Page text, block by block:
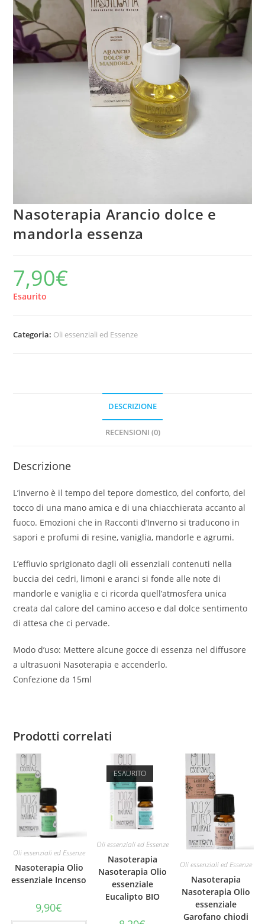
Nasoterapia Arancio dolce e
mandorla essenza
7,90€
Esaurito
Categoria: Oli essenziali ed Essenze
DESCRIZIONE
RECENSIONI (0)
Descrizione
L’inverno è il tempo del tepore domestico, del conforto, del
tocco di una mano amica e di una chiacchierata accanto al
fuoco. Emozioni che in Racconti d’Inverno si traducono in
sapori e profumi di resine, vaniglia, mandorle e agrumi.
L’effluvio sprigionato dagli oli essenziali contenuti nella
buccia dei cedri, limoni e aranci si fonde alle note di
mandorle e vaniglia e ci ricorda quell’atmosfera unica
creata dal calore del camino acceso e dal dolce sentimento
di attesa che ci pervade.
Modo d’uso: Mettere alcune gocce di essenza nel diffusore
a ultrasuoni Nasoterapia e accenderlo.
Confezione da 15ml
Prodotti correlati
Oli essenziali ed Essenze
Nasoterapia Olio
essenziale Incenso
9,90€
ESAURITO
Oli essenziali ed Essenze
Nasoterapia
Nasoterapia Olio
essenziale
Eucalipto BIO
Oli essenziali ed Essenze
Nasoterapia
Nasoterapia Olio
essenziale
Garofano chiodi